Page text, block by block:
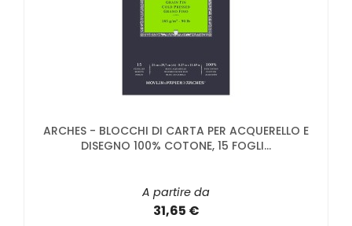
ARCHES - BLOCCHI DI CARTA PER ACQUERELLO E
DISEGNO 100% COTONE, 15 FOGLI...
A partire da
31,65 €